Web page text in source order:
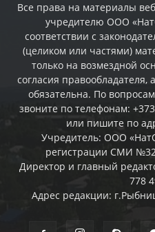
Все права на материалы
учредителю ООО
соответствии с
(целиком или частями)
только на возмездной
согласия правообладателя,
обязательна. По
звоните по телефонам:
или пишите по
Учредитель: ООО
регистрации СМИ
Директор и главный
778
Адрес редакции: